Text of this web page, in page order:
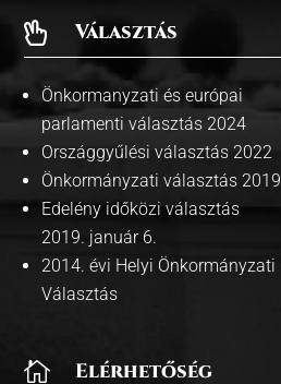
 Választás
Önkormanyzati és európai
parlamenti választás 2024
Országgyűlési választás 2022
Önkormányzati választás 2019
Edelény időközi választás
2019. január 6.
2014. évi Helyi Önkormányzati
Választás
 Elérhetőség